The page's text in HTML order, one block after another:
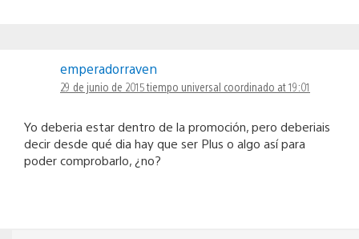
emperadorraven
29 de junio de 2015 tiempo universal coordinado at 19:01
Yo deberia estar dentro de la promoción, pero deberiais
decir desde qué dia hay que ser Plus o algo así para
poder comprobarlo, ¿no?